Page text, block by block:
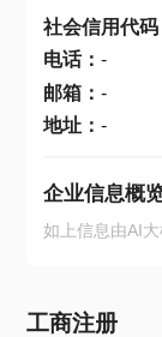
社会信用代码
电话： -
邮箱： -
地址： -
企业信息概
如上信息由AI
工商注册